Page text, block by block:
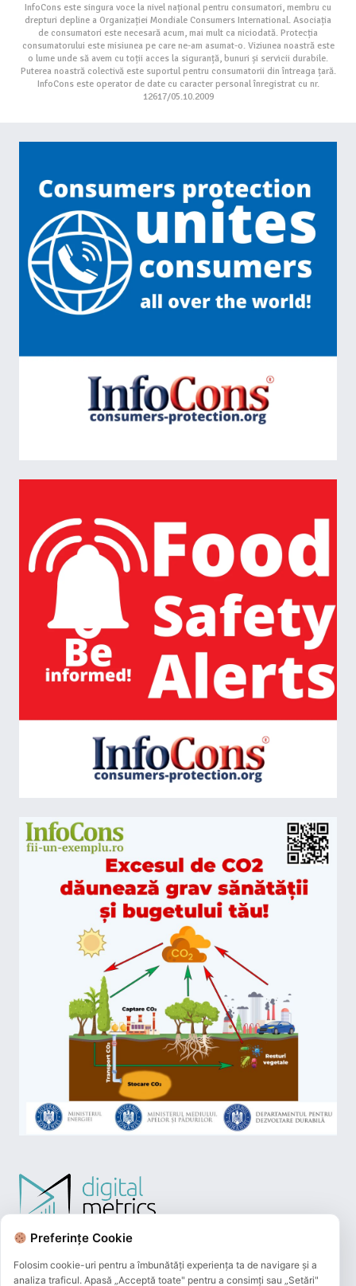
InfoCons este singura voce la nivel național pentru consumatori, membru cu
drepturi depline a Organizației Mondiale Consumers International. Asociația
de consumatori este necesară acum, mai mult ca niciodată. Protecția
consumatorului este misiunea pe care ne-am asumat-o. Viziunea noastră este
o lume unde să avem cu toții acces la siguranță, bunuri și servicii durabile.
Puterea noastră colectivă este suportul pentru consumatorii din întreaga țară.
InfoCons este operator de date cu caracter personal înregistrat cu nr.
12617/05.10.2009
Preferințe Cookie
Folosim cookie-uri pentru a îmbunătăți experiența ta de navigare și a
analiza traficul. Apasă „Acceptă toate" pentru a consimți sau „Setări"